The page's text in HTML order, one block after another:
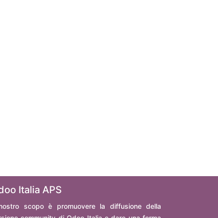
Italia APS
scopo è promuovere la diffusione della